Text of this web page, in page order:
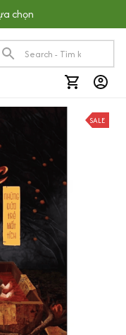
chọn
SALE